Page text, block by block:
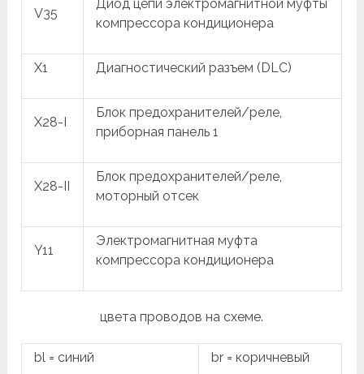
V35
Диод цепи электромагнитной муфты
компрессора кондиционера
X1 Диагностический разъем (DLC)
X28-I
Блок предохранителей/реле,
приборная панель 1
X28-II
Блок предохранителей/реле,
моторный отсек
Y11
Электромагнитная муфта
компрессора кондиционера
цвета проводов на схеме.
bl = синий br = коричневый